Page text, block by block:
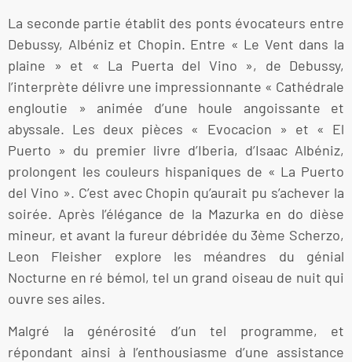
La seconde partie établit des ponts évocateurs entre
Debussy, Albéniz et Chopin. Entre « Le Vent dans la
plaine » et « La Puerta del Vino », de Debussy,
l’interprète délivre une impressionnante « Cathédrale
engloutie » animée d’une houle angoissante et
abyssale. Les deux pièces « Evocacion » et « El
Puerto » du premier livre d’Iberia, d’Isaac Albéniz,
prolongent les couleurs hispaniques de « La Puerto
del Vino ». C’est avec Chopin qu’aurait pu s’achever la
soirée. Après l’élégance de la Mazurka en do dièse
mineur, et avant la fureur débridée du 3ème Scherzo,
Leon Fleisher explore les méandres du génial
Nocturne en ré bémol, tel un grand oiseau de nuit qui
ouvre ses ailes.
Malgré la générosité d’un tel programme, et
répondant ainsi à l’enthousiasme d’une assistance